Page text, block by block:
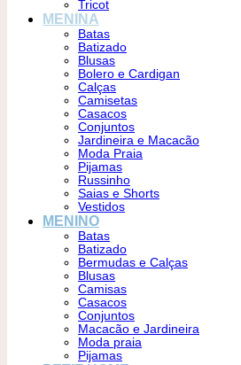
Tricot
MENINA
Batas
Batizado
Blusas
Bolero e Cardigan
Calças
Camisetas
Casacos
Conjuntos
Jardineira e Macacão
Moda Praia
Pijamas
Russinho
Saias e Shorts
Vestidos
MENINO
Batas
Batizado
Bermudas e Calças
Blusas
Camisas
Casacos
Conjuntos
Macacão e Jardineira
Moda praia
Pijamas